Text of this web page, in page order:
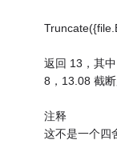
返回 13，其
8，13.08 截断
注释
这不是一个四